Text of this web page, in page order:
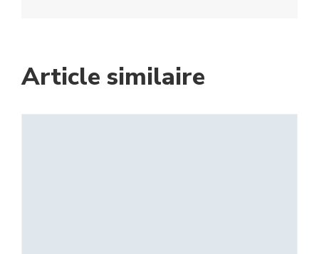
Article similaire